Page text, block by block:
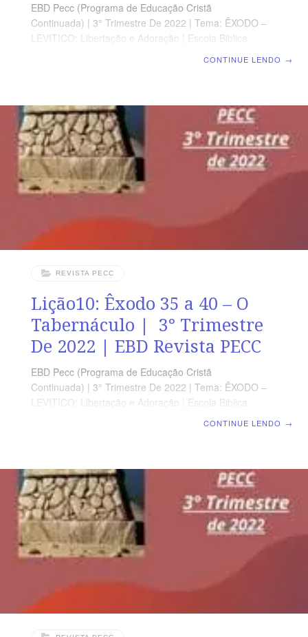
EBD Pecc (Programa de Educação Cristã
Continuada) | 3° Trimestre De 2022 | Tema: ÊXODO –
LEVITICO: Libertação e Adoração | Escola Biblica
inclusive o número da página. ORIENTAÇÃO
PEDAGÓGICA Em Levítico 1 a 10 há 252 versos, no
total. Sugerimos começar a aula, com todos os
presentes, Levítico 1.1-17 (5 a 7 min.). A revista
funciona como guia
CONTINUE LENDO →
REVISTA PECC
Lição10: Êxodo 35 a 40 – O
Tabernáculo | 3° Trimestre
De 2022 | EBD Revista PECC
EBD Pecc (Programa de Educação Cristã
Continuada) | 3° Trimestre De 2022 | Tema: ÊXODO –
LEVITICO: Libertação e Adoração | Escola Biblica
página. ORIENTAÇÃO PEDAGÓGICA Em Êxodo 35 a
40 há 214 versos, respectivamente. Sugerimos começar
a aula, com todos os presentes, Êxodo 40.16-38 (5 a 7
min.). A revista funciona como guia de estudo e leitura
complementar,
CONTINUE LENDO →